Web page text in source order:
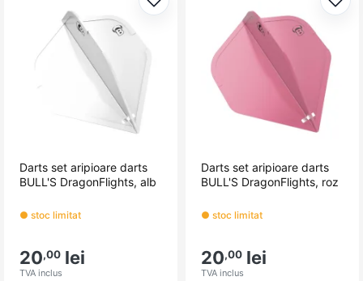
Adaugă la favorite
Darts set aripioare darts
BULL'S DragonFlights, alb
● stoc limitat
20,00 lei
TVA inclus
Darts set aripioare darts
BULL'S DragonFlights, roz
● stoc limitat
20,00 lei
TVA inclus